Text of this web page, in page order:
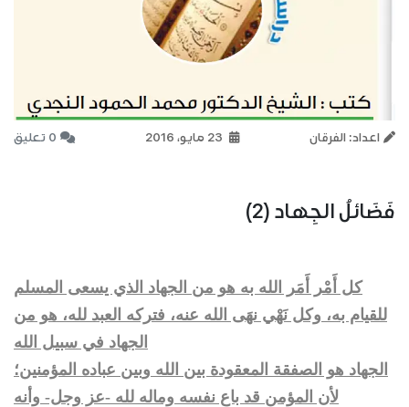
اعداد: الفرقان 0 تعليق
فَضَائلُ الجِهاد (2)
كل أَمْر أَمَر الله به هو من الجهاد الذي يسعى المسلم
للقيام به، وكل نَهْي نهَى الله عنه، فتركه العبد لله، هو من
الجهاد في سبيل الله
الجهاد هو الصفقة المعقودة بين الله وبين عباده المؤمنين؛
لأن المؤمن قد باع نفسه وماله لله -عز وجل- وأنه